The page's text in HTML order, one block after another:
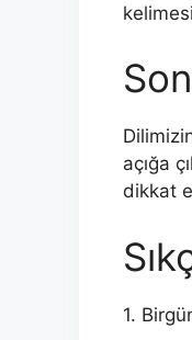
açığa
dikkat
1.